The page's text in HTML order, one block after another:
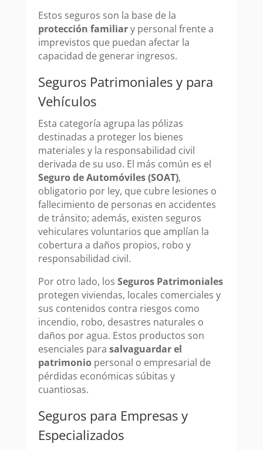
Estos seguros son la base de la
protección familiary personal frente a
imprevistos que puedan afectar la
capacidad de generar ingresos.
Seguros Patrimoniales y para
Vehículos
Esta categoría agrupa las pólizas
destinadas a proteger los bienes
materiales y la responsabilidad civil
derivada de su uso. El más común es el
Seguro de Automóviles (SOAT),
obligatorio por ley, que cubre lesiones o
fallecimiento de personas en accidentes
de tránsito; además, existen seguros
vehiculares voluntarios que amplían la
cobertura a daños propios, robo y
responsabilidad civil.
Por otro lado, los Seguros Patrimoniales
protegen viviendas, locales comerciales y
sus contenidos contra riesgos como
incendio, robo, desastres naturales o
daños por agua. Estos productos son
esenciales para salvaguardar el
patrimoniopersonal o empresarial de
pérdidas económicas súbitas y
cuantiosas.
Seguros para Empresas y
Especializados